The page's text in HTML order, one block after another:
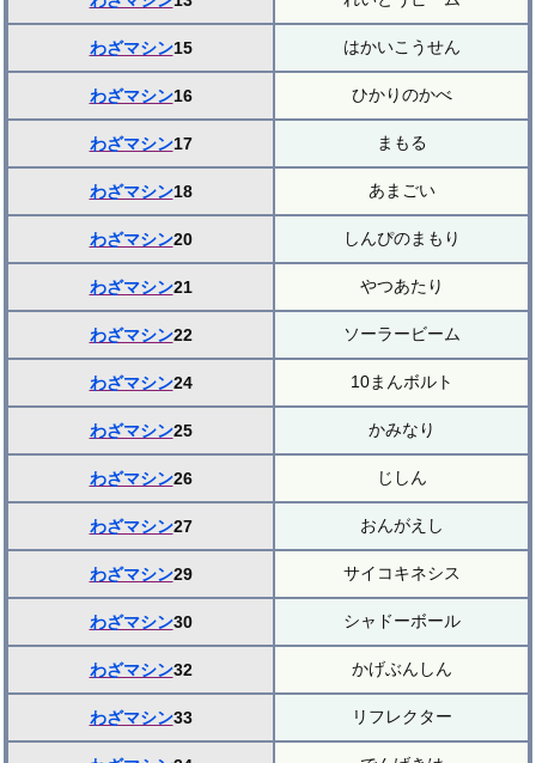
わざマシン15 はかいこうせん
わざマシン16 ひかりのかべ
わざマシン17 まもる
わざマシン18 あまごい
わざマシン20 しんぴのまもり
わざマシン21 やつあたり
わざマシン22 ソーラービーム
わざマシン24 10まんボルト
わざマシン25 かみなり
わざマシン26 じしん
わざマシン27 おんがえし
わざマシン29 サイコキネシス
わざマシン30 シャドーボール
わざマシン32 かげぶんしん
わざマシン33 リフレクター